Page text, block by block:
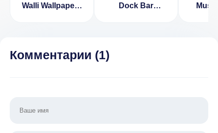
Walli Wallpapers
Dock Bar
Комментарии (1)